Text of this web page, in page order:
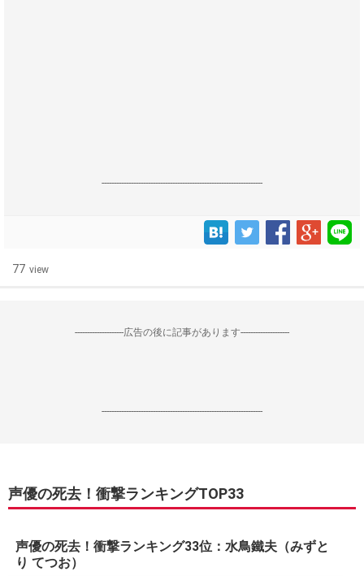
------------------------------------------------------------------
77 view
--------------------広告の後に記事があります--------------------
------------------------------------------------------------------
声優の死去！衝撃ランキングTOP33
声優の死去！衝撃ランキング33位：水鳥鐵夫（みずと
り てつお）